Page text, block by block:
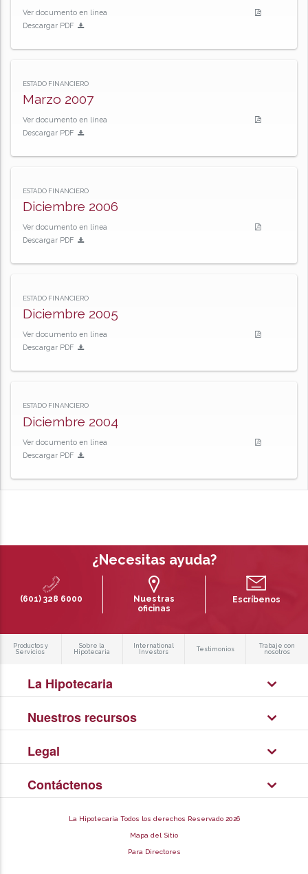
Ver documento en línea
Descargar PDF
ESTADO FINANCIERO
Marzo 2007
Ver documento en línea
Descargar PDF
ESTADO FINANCIERO
Diciembre 2006
Ver documento en línea
Descargar PDF
ESTADO FINANCIERO
Diciembre 2005
Ver documento en línea
Descargar PDF
ESTADO FINANCIERO
Diciembre 2004
Ver documento en línea
Descargar PDF
¿Necesitas ayuda?
(601) 328 6000
Nuestras
oficinas
Escríbenos
Productos y
Servicios
Sobre la
Hipotecaria
International
Investors
Testimonios
Trabaje con
nosotros
La Hipotecaria
Nuestros recursos
Legal
Contáctenos
La Hipotecaria Todos los derechos Reservado 2026
Mapa del Sitio
Para Directores